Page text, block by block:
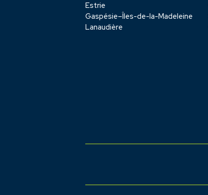
Estrie
Gaspésie–Îles-de-la-Madeleine
Lanaudière